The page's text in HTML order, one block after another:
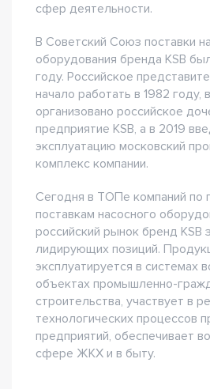
сфер деятельности.
В Советский Союз поставки
оборудования бренда KSB
году. Российское
начало работать в 1982
организовано российское
предприятие KSB, а в 2019
эксплуатацию московский
комплекс компании.
Сегодня в ТОПе компаний по
поставкам насосного
российский рынок бренд KSB
лидирующих позиций.
эксплуатируется в системах
объектах промышленно-
строительства, участвует в
технологических процессов
предприятий, обеспечивает
сфере ЖКХ и в быту.